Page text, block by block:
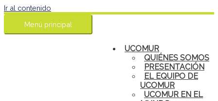
Ir al contenido
Menú principal
UCOMUR
QUIÉNES SOMOS
PRESENTACIÓN
EL EQUIPO DE
UCOMUR
UCOMUR EN EL